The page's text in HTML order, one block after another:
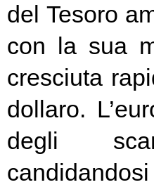
del Tesoro
con la sua
cresciuta
dollaro.
degli